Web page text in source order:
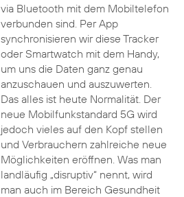
via Bluetooth mit dem Mobiltelefon
verbunden sind. Per App
synchronisieren wir diese Tracker
oder Smartwatch mit dem Handy,
um uns die Daten ganz genau
anzuschauen und auszuwerten.
Das alles ist heute Normalität. Der
neue Mobilfunkstandard 5G wird
jedoch vieles auf den Kopf stellen
und Verbrauchern zahlreiche neue
Möglichkeiten eröffnen. Was man
landläufig „disruptiv“ nennt, wird
man auch im Bereich Gesundheit